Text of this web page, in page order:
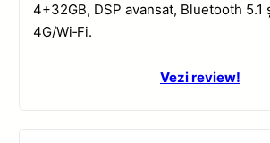
4+32GB, DSP avansat, Bluetooth
4G/Wi‑Fi.
Vezi review!